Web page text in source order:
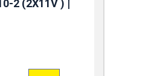
2 (2X11V ) |